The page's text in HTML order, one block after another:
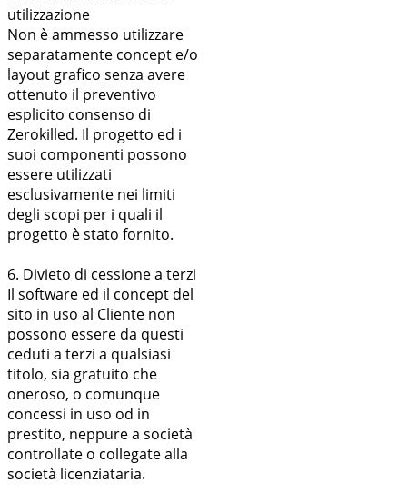
utilizzazione
Non è ammesso utilizzare
separatamente concept e/o
layout grafico senza avere
ottenuto il preventivo
esplicito consenso di
Zerokilled. Il progetto ed i
suoi componenti possono
essere utilizzati
esclusivamente nei limiti
degli scopi per i quali il
progetto è stato fornito.
6. Divieto di cessione a terzi
Il software ed il concept del
sito in uso al Cliente non
possono essere da questi
ceduti a terzi a qualsiasi
titolo, sia gratuito che
oneroso, o comunque
concessi in uso od in
prestito, neppure a società
controllate o collegate alla
società licenziataria.